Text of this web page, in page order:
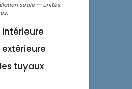
seule — unités
intérieure
extérieure
tuyaux